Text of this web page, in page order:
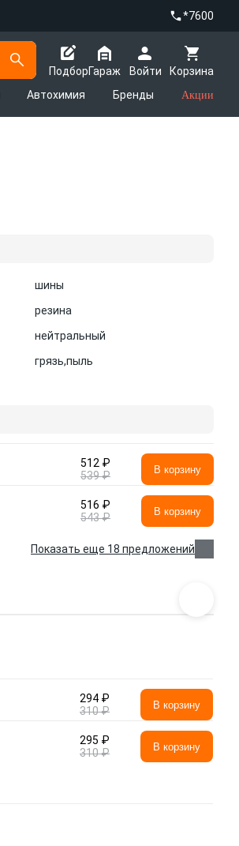
*7600
Подбор
Корзина
Гараж
Войти
Автохимия Бренды Акции
шины
резина
нейтральный
грязь,пыль
512 ₽
539 ₽
В корзину
516 ₽
543 ₽
В корзину
Показать еще 18 предложений
294 ₽
310 ₽
В корзину
295 ₽
310 ₽
В корзину